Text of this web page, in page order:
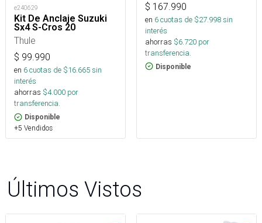
e240629
Kit De Anclaje Suzuki
Sx4 S-Cros 20
Thule
$ 99.990
en 6cuotas de $16.665sin
interés
ahorras $4.000 por
transferencia.
Disponible
+5 Vendidos
$ 167.990
en 6cuotas de $27.998sin
interés
ahorras $6.720 por
transferencia.
Disponible
Últimos Vistos